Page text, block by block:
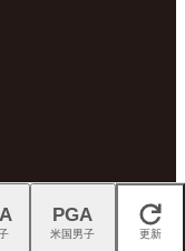
閉じる
PGA
米国男子 更新